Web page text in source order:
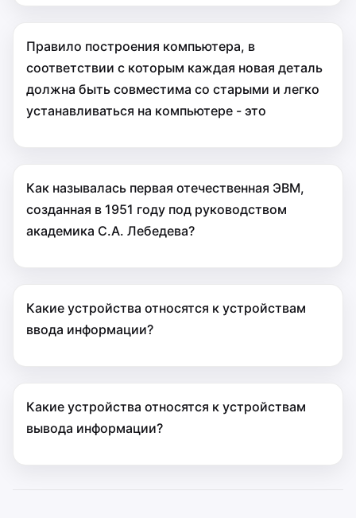
Правило построения компьютера, в
соответствии с которым каждая новая деталь
должна быть совместима со старыми и легко
устанавливаться на компьютере - это
Как называлась первая отечественная ЭВМ,
созданная в 1951 году под руководством
академика С.А. Лебедева?
Какие устройства относятся к устройствам
ввода информации?
Какие устройства относятся к устройствам
вывода информации?